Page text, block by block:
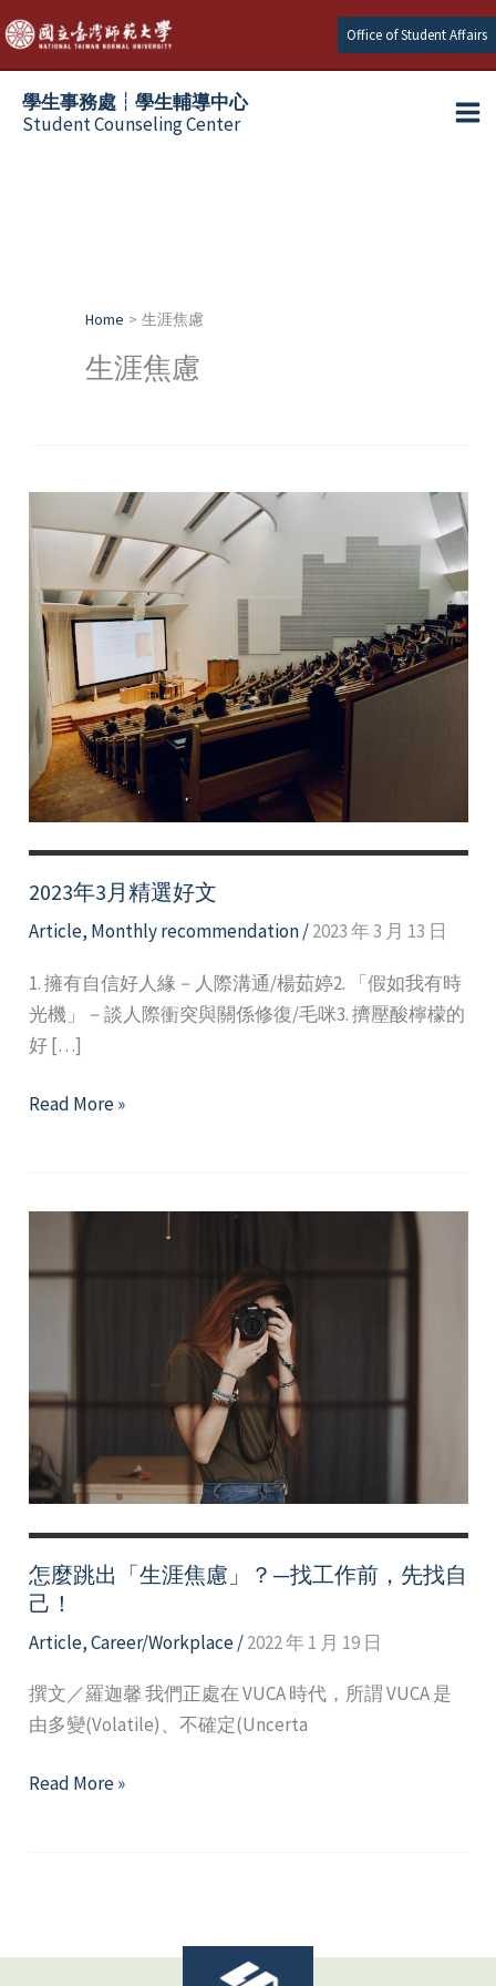
Skip
to
content
Office of Student Affairs
學生事務處┆學生輔導中心
Student Counseling Center
Home 生涯焦慮
生涯焦慮
2023年3月精選好文
Article, Monthly recommendation/2023 年 3 月 13 日
1. 擁有自信好人緣－人際溝通/楊茹婷2. 「假如我有時
光機」－談人際衝突與關係修復/毛咪3. 擠壓酸檸檬的
好 […]
2023
Read More »
怎麼跳出「生涯焦慮」？—找工作前，先找自
己！
Article,Career/Workplace/2022 年 1 月 19 日
撰文／羅迦馨 我們正處在 VUCA 時代，所謂 VUCA 是
由多變(Volatile)、不確定(Uncerta
怎
Read More »